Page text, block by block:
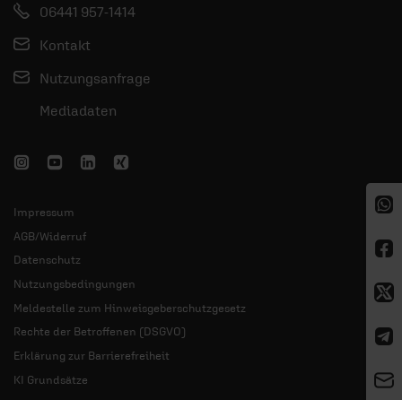
06441 957-1414
Kontakt
Nutzungsanfrage
Mediadaten
Impressum
AGB/Widerruf
Datenschutz
Nutzungsbedingungen
Meldestelle zum Hinweisgeberschutzgesetz
Rechte der Betroffenen (DSGVO)
Erklärung zur Barrierefreiheit
KI Grundsätze